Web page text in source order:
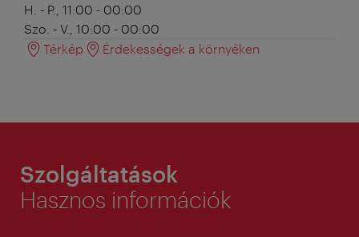
H. - P., 11:00 - 00:00
Szo. - V., 10:00 - 00:00
Térkép
Érdekességek a környéken
Szolgáltatások
Hasznos információk